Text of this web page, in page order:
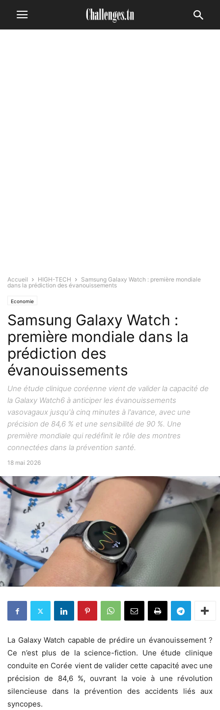
Accueil HIGH-TECH
Samsung Galaxy Watch : première mondiale
dans la prédiction des évanouissements
Economie
Samsung Galaxy Watch :
première mondiale dans la
prédiction des
évanouissements
Une étude clinique coréenne vient de valider la capacité de
la Galaxy Watch6 à anticiper les évanouissements
vasovagaux jusqu'à cinq minutes à l'avance, avec une
précision de 84,6 % et une sensibilité de 90 %. Une
première mondiale qui redéfinit le rôle des montres
connectées dans la prévention santé.
18 mai 2026
La Galaxy Watch capable de prédire un évanouissement ?
Ce n’est plus de la science-fiction. Une étude clinique
conduite en Corée vient de valider cette capacité avec une
précision de 84,6 %, ouvrant la voie à une révolution
silencieuse dans la prévention des accidents liés aux
syncopes.